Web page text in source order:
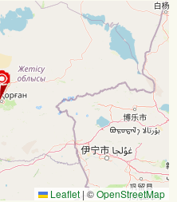
Leaflet | ©OpenStreetMap